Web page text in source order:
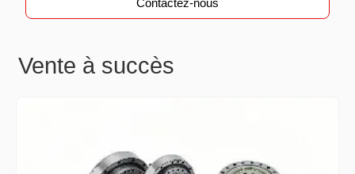
Contactez-nous
Vente à succès